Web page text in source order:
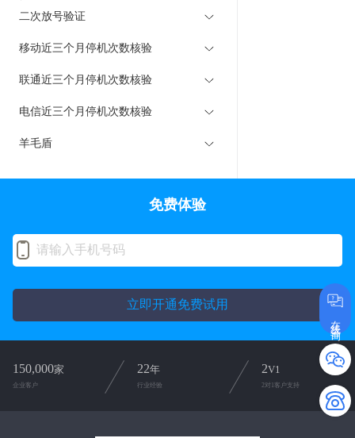
二次放号验证
移动近三个月停机次数核验
联通近三个月停机次数核验
电信近三个月停机次数核验
羊毛盾
在线咨询
免费体验
立即开通免费试用
150,000家
企业客户
22年
行业经验
2V1
2对1客户支持